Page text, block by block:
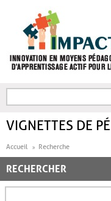
FORMULAIRE DE
VIGNETTES DE
Accueil Recherche
RECHERCHER